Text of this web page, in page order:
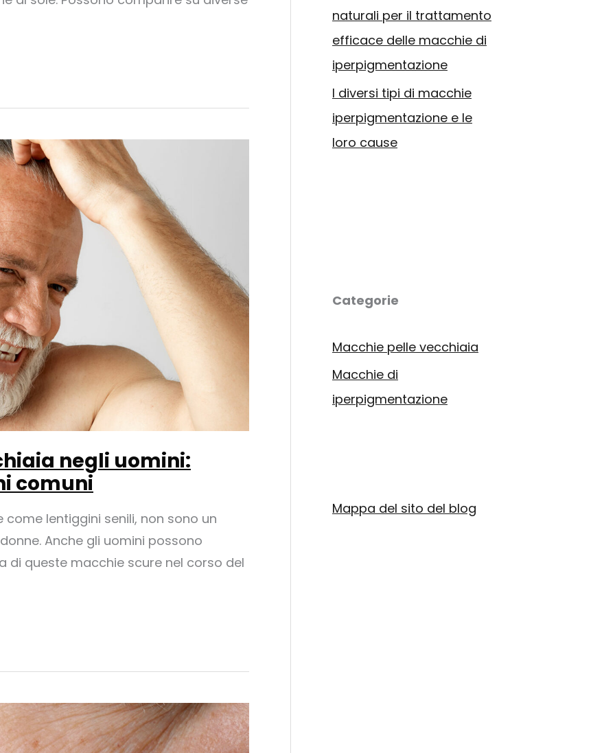
negli uomini:
comuni
lentiggini senili, non sono un
Anche gli uomini possono
di queste macchie scure nel corso del
naturali per il trattamento
efficace delle macchie di
iperpigmentazione
I diversi tipi di macchie
iperpigmentazione e le
loro cause
Categorie
Macchie pelle vecchiaia
Macchie di
iperpigmentazione
Mappa del sito del blog